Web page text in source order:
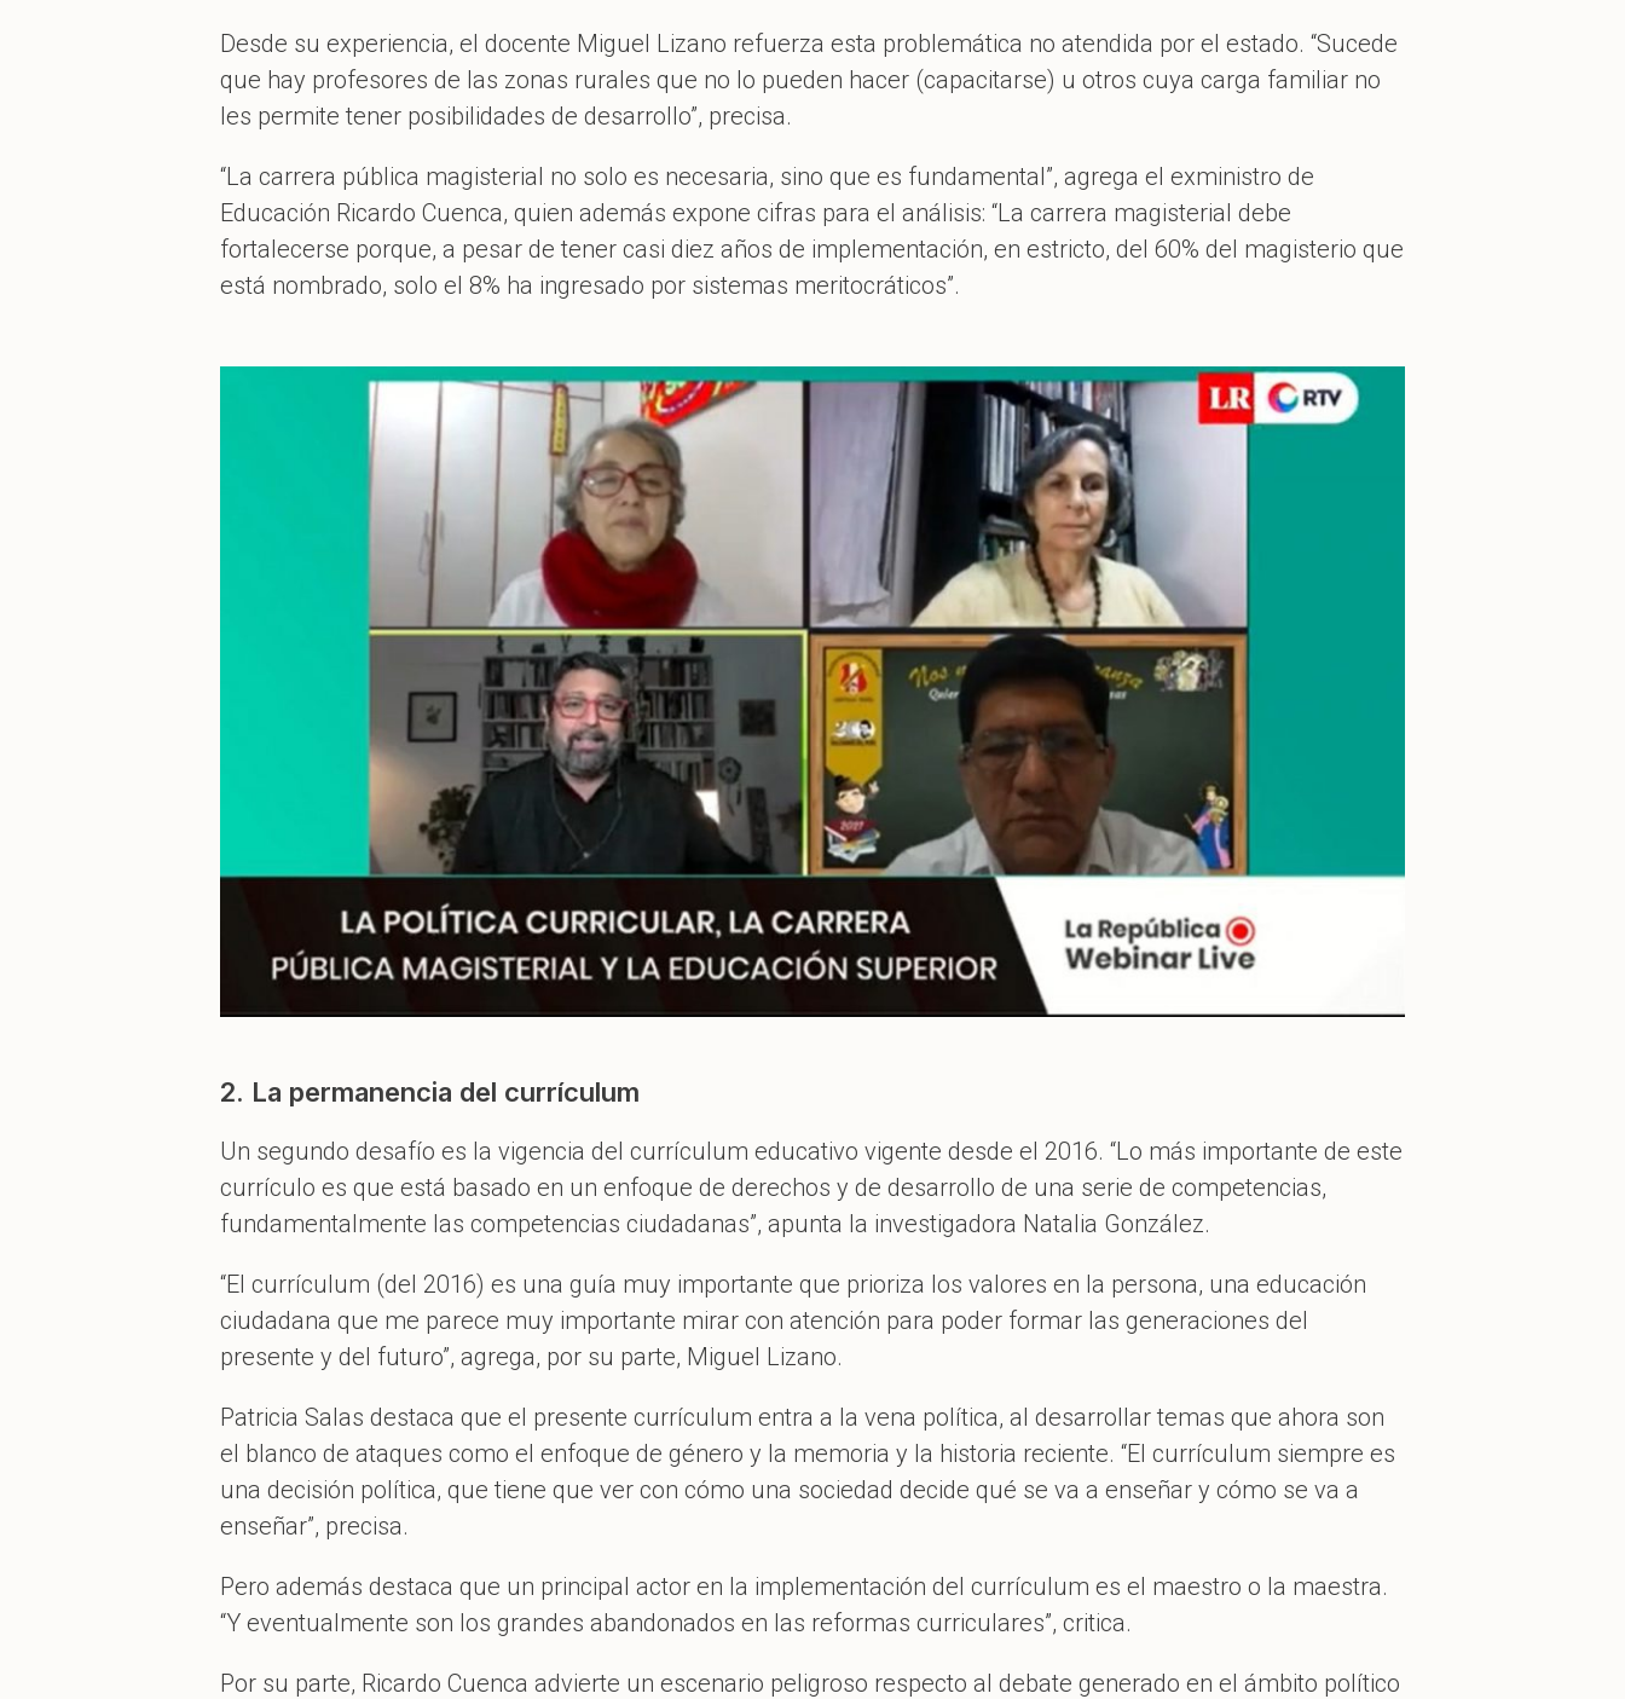
Desde su experiencia, el docente Miguel Lizano refuerza esta problemática no atendida por el estado. “Sucede
que hay profesores de las zonas rurales que no lo pueden hacer (capacitarse) u otros cuya carga familiar no
les permite tener posibilidades de desarrollo”, precisa.
“La carrera pública magisterial no solo es necesaria, sino que es fundamental”, agrega el exministro de
Educación Ricardo Cuenca, quien además expone cifras para el análisis: “La carrera magisterial debe
fortalecerse porque, a pesar de tener casi diez años de implementación, en estricto, del 60% del magisterio que
está nombrado, solo el 8% ha ingresado por sistemas meritocráticos”.
2. La permanencia del currículum
Un segundo desafío es la vigencia del currículum educativo vigente desde el 2016. “Lo más importante de este
currículo es que está basado en un enfoque de derechos y de desarrollo de una serie de competencias,
fundamentalmente las competencias ciudadanas”, apunta la investigadora Natalia González.
“El currículum (del 2016) es una guía muy importante que prioriza los valores en la persona, una educación
ciudadana que me parece muy importante mirar con atención para poder formar las generaciones del
presente y del futuro”, agrega, por su parte, Miguel Lizano.
Patricia Salas destaca que el presente currículum entra a la vena política, al desarrollar temas que ahora son
el blanco de ataques como el enfoque de género y la memoria y la historia reciente. “El currículum siempre es
una decisión política, que tiene que ver con cómo una sociedad decide qué se va a enseñar y cómo se va a
enseñar”, precisa.
Pero además destaca que un principal actor en la implementación del currículum es el maestro o la maestra.
“Y eventualmente son los grandes abandonados en las reformas curriculares”, critica.
Por su parte, Ricardo Cuenca advierte un escenario peligroso respecto al debate generado en el ámbito político